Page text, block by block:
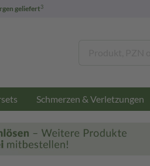
geliefert3
Schmerzen & Verletzungen